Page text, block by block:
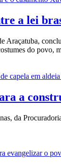
a lei
do
a
da